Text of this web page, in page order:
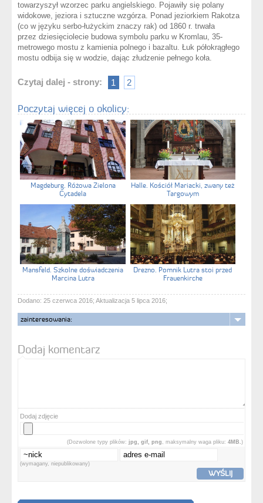
towarzyszył wzorzec parku angielskiego. Pojawiły się polany
widokowe, jeziora i sztuczne wzgórza. Ponad jeziorkiem Rakotza
(co w języku serbo-łużyckim znaczy rak) od 1860 r. trwała
przez dziesięciolecie budowa symbolu parku w Kromlau, 35-
metrowego mostu z kamienia polnego i bazaltu. Łuk półokrągłego
mostu odbija się w wodzie, dając złudzenie pełnego koła.
Czytaj dalej - strony: 1 2
Poczytaj więcej o okolicy:
Magdeburg. Różowa Zielona
Cytadela
Halle. Kościół Mariacki, zwany też
Targowym
Mansfeld. Szkolne doświadczenia
Marcina Lutra
Drezno. Pomnik Lutra stoi przed
Frauenkirche
Dodano: 25 czerwca 2016; Aktualizacja 5 lipca 2016;
zainteresowania:
Dodaj komentarz
Dodaj zdjęcie
(Dozwolone typy plików: jpg, gif, png , maksymalny waga pliku: 4MB. )
(wymagany, niepublikowany)
WYŚLIJ